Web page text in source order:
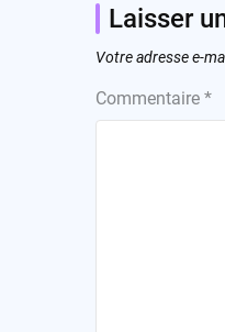
Laisser
Votre adresse e-
Commentaire *